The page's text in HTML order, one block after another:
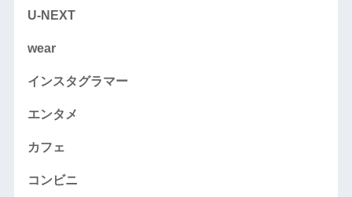
U-NEXT
wear
インスタグラマー
エンタメ
カフェ
コンビニ